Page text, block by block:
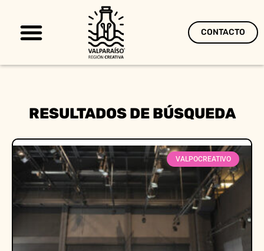
CONTACTO
RESULTADOS DE BÚSQUEDA
VALPOCREATIVO